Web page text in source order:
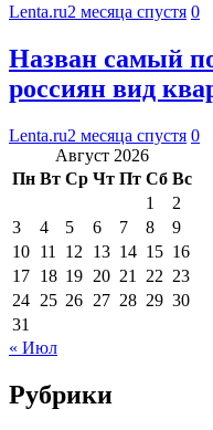
Lenta.ru2 месяца спустя 0
Назван самый
россиян вид
Lenta.ru2 месяца спустя 0
Август 2026
Пн Вт Ср Чт Пт Сб Вс
1
2
3
4 5 6 7 8
9
10 11 12 13 14 15 16
17 18 19 20 21 22 23
24 25 26 27 28 29 30
31
« Июл
Рубрики